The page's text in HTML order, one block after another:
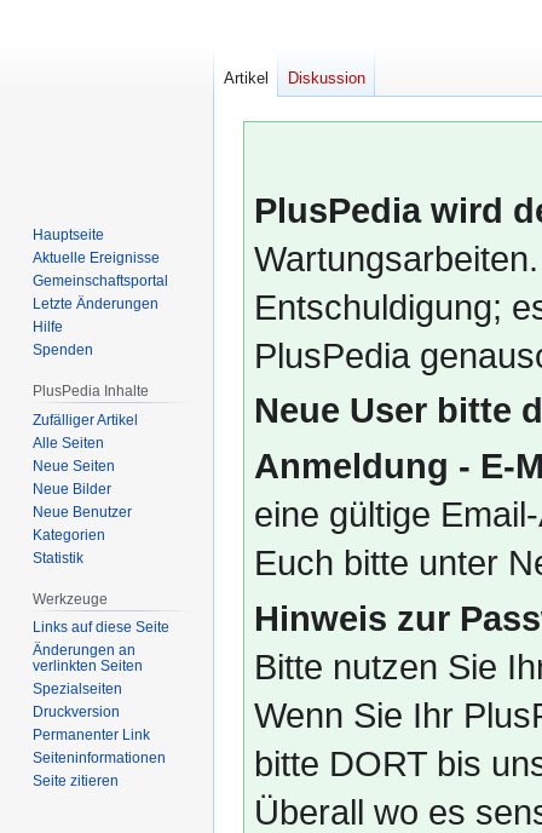
PlusPedia wird
Entschuldigung;
PlusPedia
Neue User bitte
Anmeldung - E-
eine gültige
Euch bitte unter
Hinweis zur
Bitte nutzen Sie
Wenn Sie Ihr
bitte DORT bis
Überall wo es
Artikel Diskussion
Hauptseite
Aktuelle Ereignisse
Gemeinschafts­portal
Letzte Änderungen
Hilfe
Spenden
PlusPedia Inhalte
Zufälliger Artikel
Alle Seiten
Neue Seiten
Neue Bilder
Neue Benutzer
Kategorien
Statistik
Werkzeuge
Links auf diese Seite
Änderungen an
verlinkten Seiten
Spezialseiten
Druckversion
Permanenter Link
Seiten­­informationen
Seite zitieren